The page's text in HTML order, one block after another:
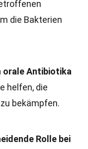
die Bakterien
orale Antibiotika
helfen, die
bekämpfen.
Rolle bei